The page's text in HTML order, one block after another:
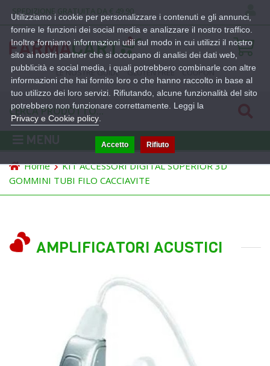
SPEDIZIONE GRATUITA DA € 49,90
LE NOSTRE GUIDE GLUTEN FREE COUPON
MENU
Home
KIT ACCESSORI DIGITAL SUPERIOR 3D
GOMMINI TUBI FILO CACCIAVITE
AMPLIFICATORI ACUSTICI
Utilizziamo i cookie per personalizzare i contenuti e gli annunci,
fornire le funzioni dei social media e analizzare il nostro traffico.
Inoltre forniamo informazioni utili sul modo in cui utilizzi il nostro
sito ai nostri partner che si occupano di analisi dei dati web,
pubblicità e social media, i quali potrebbero combinarle con altre
informazioni che hai fornito loro o che hanno raccolto in base al
tuo utilizzo dei loro servizi. Rifiutando, alcune funzionalità del sito
potrebbero non funzionare correttamente. Leggi la
Privacy e Cookie policy
Accetto Rifiuto